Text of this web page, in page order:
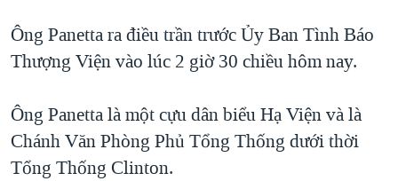
KINH TẾ
KHOA HỌC
VĂN HOÁ
THỂ THAO
MỘT NĂM CHIẾN TRANH TẠI DẢI GAZA
GIẢI MÃ VÀNH ĐAI & CON ĐƯỜNG
TRỊNH VĨNH BÌNH - NGƯỜI HẠ 'BÊN THẮNG CUỘC'
GROUND ZERO – XƯA VÀ NAY
MẠNG XÃ HỘI
Ngôn ngữ khác
Ông Panetta ra điều trần trước Ủy Ban Tình Báo
Thượng Viện vào lúc 2 giờ 30 chiều hôm nay.
Ông Panetta là một cựu dân biểu Hạ Viện và là
Chánh Văn Phòng Phủ Tổng Thống dưới thời
Tổng Thống Clinton.